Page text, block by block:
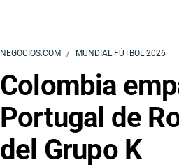
NEGOCIOS.COM MUNDIAL FÚTBOL 2026
Colombia
Portugal de
del Grupo K